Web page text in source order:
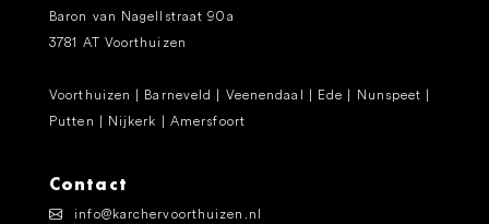
Baron van Nagellstraat 90a
3781 AT Voorthuizen
Voorthuizen | Barneveld | Veenendaal | Ede | Nunspeet |
Putten | Nijkerk | Amersfoort
Contact
info@karchervoorthuizen.nl